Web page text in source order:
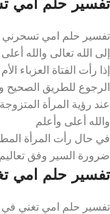
تفسير حلم امي تسحرني
إلى الله تعالى والله
إذا رأت الفتاة العزباء
الرجوع للطريق الصحيح
عند رؤية المرأة
والله أعلى وأعلم
في حال رأت المرأة
ضرورة السير وفق
تفسير حلم امي
تفسير حلم امي تغني في